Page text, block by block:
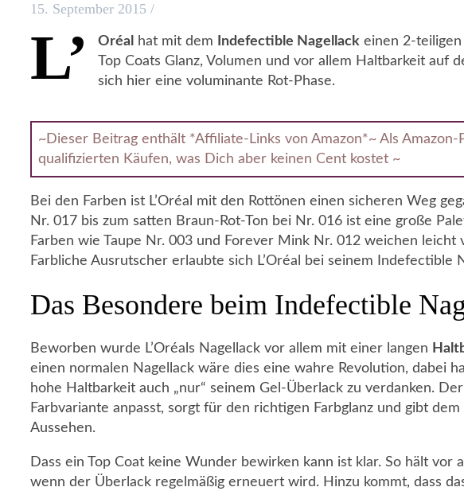
15. September 2015 /
L’ Oréal hat mit dem Indefectible Nagellack einen 2-
Top Coats Glanz, Volumen und vor allem Haltbarkeit auf
sich hier eine voluminante Rot-Phase.
~Dieser Beitrag enthält *Affiliate-Links von Amazon*~ Als Amazon-
qualifizierten Käufen, was Dich aber keinen Cent kostet ~
Bei den Farben ist L’Oréal mit den Rottönen einen sicheren Weg
Nr. 017 bis zum satten Braun-Rot-Ton bei Nr. 016 ist eine große
Farben wie Taupe Nr. 003 und Forever Mink Nr. 012 weichen leicht
Farbliche Ausrutscher erlaubte sich L’Oréal bei seinem Indefectible
Das Besondere beim Indefectible
Beworben wurde L’Oréals Nagellack vor allem mit einer langen
einen normalen Nagellack wäre dies eine wahre Revolution, dabei
hohe Haltbarkeit auch „nur“ seinem Gel-Überlack zu verdanken.
Farbvariante anpasst, sorgt für den richtigen Farbglanz und gibt
Aussehen.
Dass ein Top Coat keine Wunder bewirken kann ist klar. So hält vor
wenn der Überlack regelmäßig erneuert wird. Hinzu kommt, dass